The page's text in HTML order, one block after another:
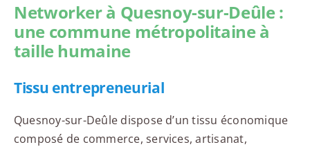
Networker à Quesnoy-sur-Deûle :
une commune métropolitaine à
taille humaine
Tissu entrepreneurial
Quesnoy-sur-Deûle dispose d’un tissu économique
composé de commerce, services, artisanat,